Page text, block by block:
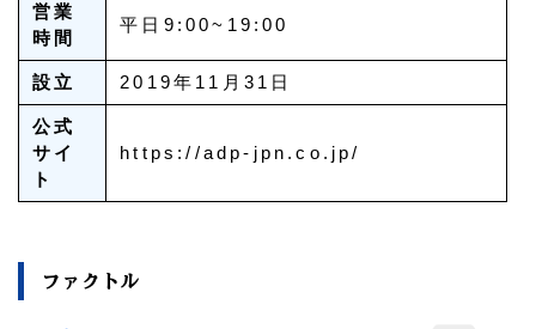
営業
時間
平日9:00~19:00
設立 2019年11月31日
公式
サイ
ト
https://adp-jpn.co.jp/
ファクトル